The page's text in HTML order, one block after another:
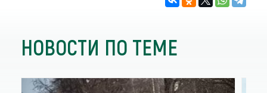
НОВОСТИ ПО ТЕМЕ